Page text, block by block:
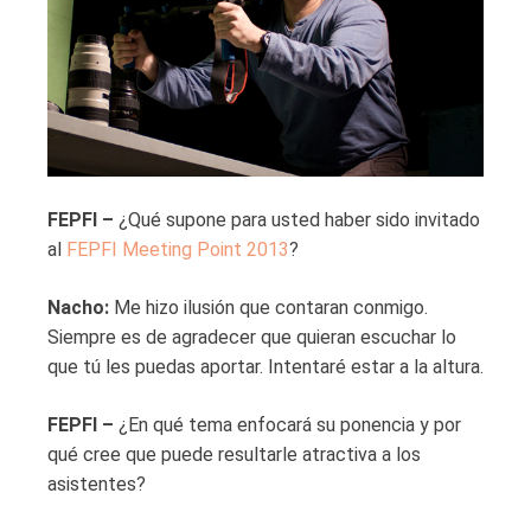
FEPFI – ¿Qué supone para usted haber sido invitado
al FEPFI Meeting Point 2013?
Nacho: Me hizo ilusión que contaran conmigo.
Siempre es de agradecer que quieran escuchar lo
que tú les puedas aportar. Intentaré estar a la altura.
FEPFI – ¿En qué tema enfocará su ponencia y por
qué cree que puede resultarle atractiva a los
asistentes?